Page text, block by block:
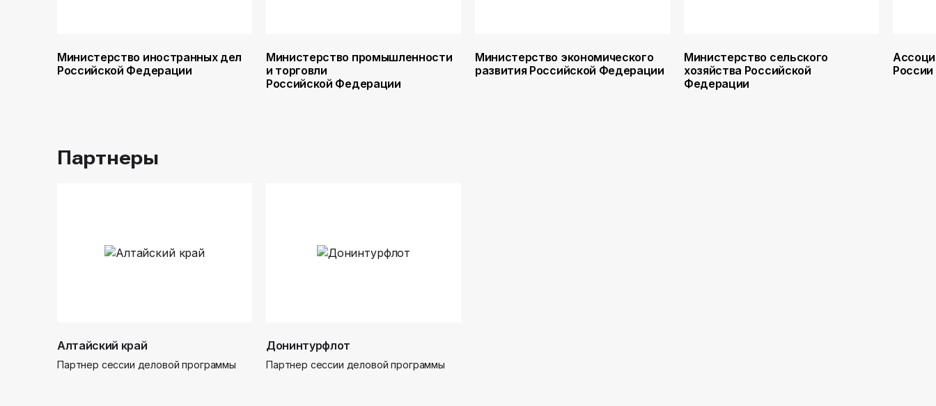
Министерство иностранных дел
Российской Федерации
Министерство промышленности
и торговли
Российской Федерации
Министерство экономического
развития Российской Федерации
Министерство сельского
хозяйства Российской
Федерации
России
Партнеры
Алтайский край
Партнер сессии деловой программы
Донинтурфлот
Партнер сессии деловой программы